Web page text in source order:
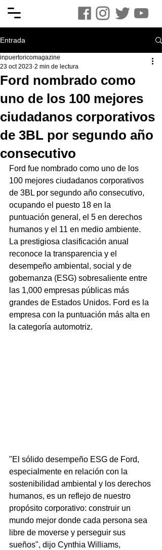
Entrada
Ford nombrado como
uno de los 100 mejores
ciudadanos corporativos
de 3BL por segundo año
consecutivo
inpuertoricomagazine
23 oct 2023 2 min de lectura
Ford fue nombrado como uno de los
100 mejores ciudadanos corporativos
de 3BL por segundo año consecutivo,
ocupando el puesto 18 en la
puntuación general, el 5 en derechos
humanos y el 11 en medio ambiente.
La prestigiosa clasificación anual
reconoce la transparencia y el
desempeño ambiental, social y de
gobernanza (ESG) sobresaliente entre
las 1,000 empresas públicas más
grandes de Estados Unidos. Ford es la
empresa con la puntuación más alta en
la categoría automotriz.
"El sólido desempeño ESG de Ford,
especialmente en relación con la
sostenibilidad ambiental y los derechos
humanos, es un reflejo de nuestro
propósito corporativo: construir un
mundo mejor donde cada persona sea
libre de moverse y perseguir sus
sueños", dijo Cynthia Williams,